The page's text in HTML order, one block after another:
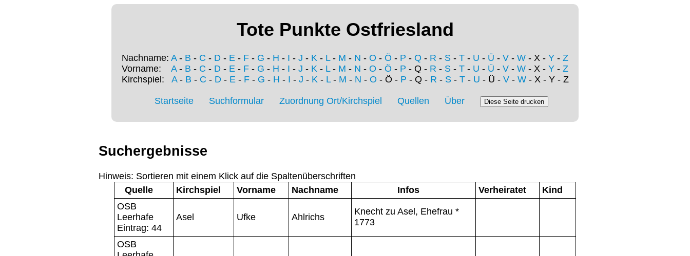
Tote Punkte Ostfriesland
Nachname: A- B - C - D - E - F - G - H - I - J - K - L- M - N - O - Ö - P - Q - R - S - T - U - Ü - V - W - X - Y - Z
Vorname: A- B - C - D - E - F - G - H - I - J - K - L- M - N - O - Ö - P - Q - R - S - T - U - Ü - V - W - X - Y - Z
Kirchspiel: A- B - C - D- E- F- G - H - I - J - K- L- M - N - O - Ö - P - Q - R - S- T- U - Ü - V- W- X - Y - Z
Startseite Suchformular Zuordnung Ort/Kirchspiel Quellen Über
Suchergebnisse
Hinweis: Sortieren mit einem Klick auf die Spaltenüberschriften
Quelle
Kirchspiel Vorname Nachname Infos Verheiratet
Kind
OSB
Leerhafe
Eintrag: 44
Asel Ufke Ahlrichs
Knecht zu Asel, Ehefrau *
1773
OSB